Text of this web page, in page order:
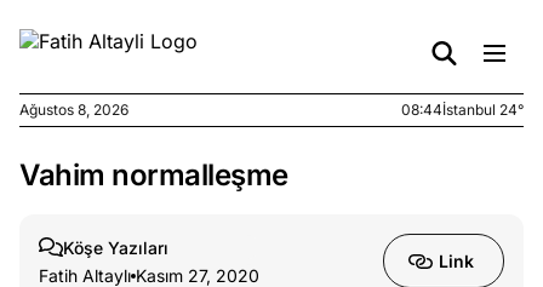
Ağustos
kirli
Ağustos 8, 2026 08:44İstanbul 24°
Vahim normalleşme
Köşe Yazıları
Fatih Altaylı Kasım 27, 2020
Link